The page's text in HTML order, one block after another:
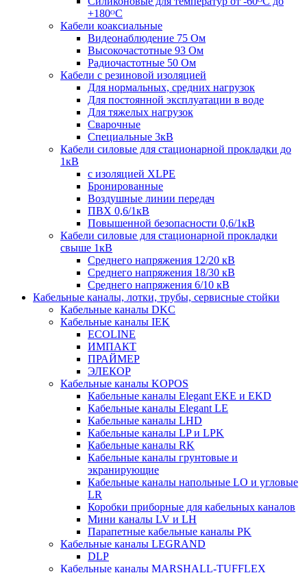
+180ᴼС
Кабели коаксиальные
Видеонаблюдение 75 Ом
Высокочастотные 93 Ом
Радиочастотные 50 Ом
Кабели с резиновой изоляцией
Для нормальных, средних нагрузок
Для постоянной эксплуатации в воде
Для тяжелых нагрузок
Сварочные
Специальные 3кВ
Кабели силовые для стационарной прокладки до
1кВ
c изоляцией XLPE
Бронированные
Воздушные линии передач
ПВХ 0,6/1кВ
Повышенной безопасности 0,6/1кВ
Кабели силовые для стационарной прокладки
свыше 1кВ
Среднего напряжения 12/20 кВ
Среднего напряжения 18/30 кВ
Среднего напряжения 6/10 кВ
Кабельные каналы, лотки, трубы, сервисные стойки
Кабельные каналы DKC
Кабельные каналы IEK
ECOLINE
ИМПАКТ
ПРАЙМЕР
ЭЛЕКОР
Кабельные каналы KOPOS
Кабельные каналы Elegant EKE и EKD
Кабельные каналы Elegant LE
Кабельные каналы LHD
Кабельные каналы LP и LPK
Кабельные каналы RK
Кабельные каналы грунтовые и
экранирующие
Кабельные каналы напольные LO и угловые
LR
Коробки приборные для кабельных каналов
Мини каналы LV и LH
Парапетные кабельные каналы PK
Кабельные каналы LEGRAND
DLP
Кабельные каналы MARSHALL-TUFFLEX